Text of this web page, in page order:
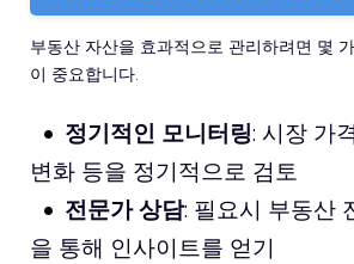
부동산 자산을 효과적으로 관리하려면 몇
이 중요합니다.
정기적인 모니터링: 시장 가
변화 등을 정기적으로 검토
전문가 상담: 필요시 부동산
을 통해 인사이트를 얻기